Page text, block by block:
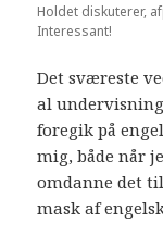
Holdet diskuterer,
Interessant!
Det sværeste
al
foregik på
mig, både når
omdanne det
mask af